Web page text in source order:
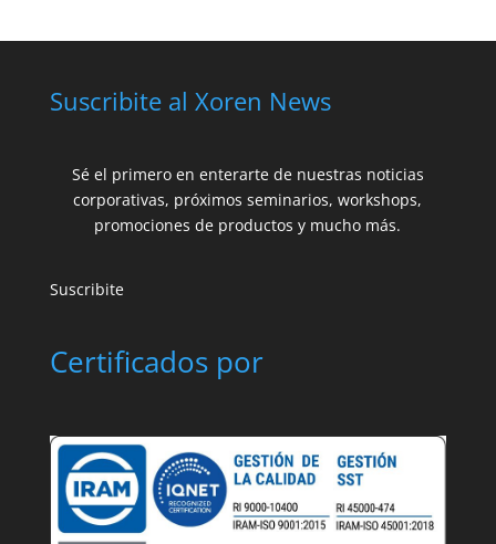
Suscribite al Xoren News
Sé el primero en enterarte de nuestras noticias
corporativas, próximos seminarios, workshops,
promociones de productos y mucho más.
Suscribite
Certificados por